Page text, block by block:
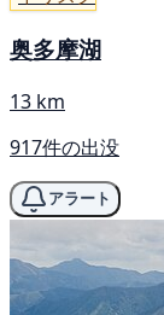
奥多摩湖
13 km
917件の出没
アラート